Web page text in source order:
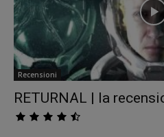
Recensioni
RETURNAL | la